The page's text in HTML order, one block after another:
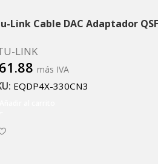
Link Cable DAC Adaptador
LINK
más IVA
EQDP4X-330CN3